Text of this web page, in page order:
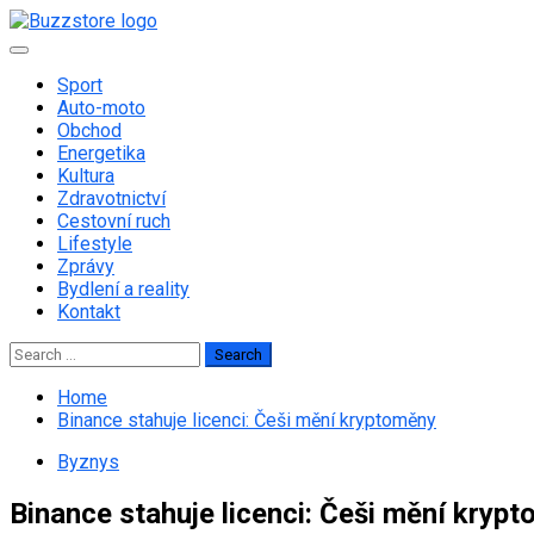
Skip
to
Primary
Sport
Auto-moto
Obchod
Energetika
Kultura
Zdravotnictví
Cestovní ruch
Lifestyle
Zprávy
Bydlení a reality
Kontakt
Search
for:
Home
Binance stahuje licenci: Češi mění kryptoměny
Byznys
Binance stahuje licenci: Češi mění